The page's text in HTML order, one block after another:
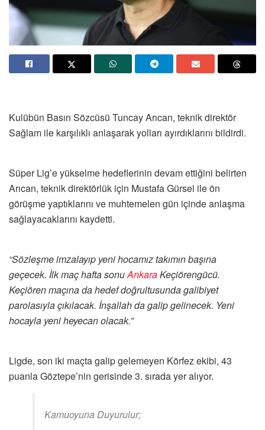
Kulübün Basın Sözcüsü Tuncay Arıcan, teknik direktör
Sağlam ile karşılıklı anlaşarak yolları ayırdıklarını bildirdi.
Süper Lig’e yükselme hedeflerinin devam ettiğini belirten
Arıcan, teknik direktörlük için Mustafa Gürsel ile ön
görüşme yaptıklarını ve muhtemelen gün içinde anlaşma
sağlayacaklarını kaydetti.
“Sözleşme imzalayıp yeni hocamız takımın başına
geçecek. İlk maç hafta sonuAnkaraKeçiörengücü.
Keçiören maçına da hedef doğrultusunda galibiyet
parolasıyla çıkılacak. İnşallah da galip gelinecek. Yeni
hocayla yeni heyecan olacak.”
Ligde, son iki maçta galip gelemeyen Körfez ekibi, 43
puanla Göztepe’nin gerisinde 3. sırada yer alıyor.
Kamuoyuna Duyurulur;